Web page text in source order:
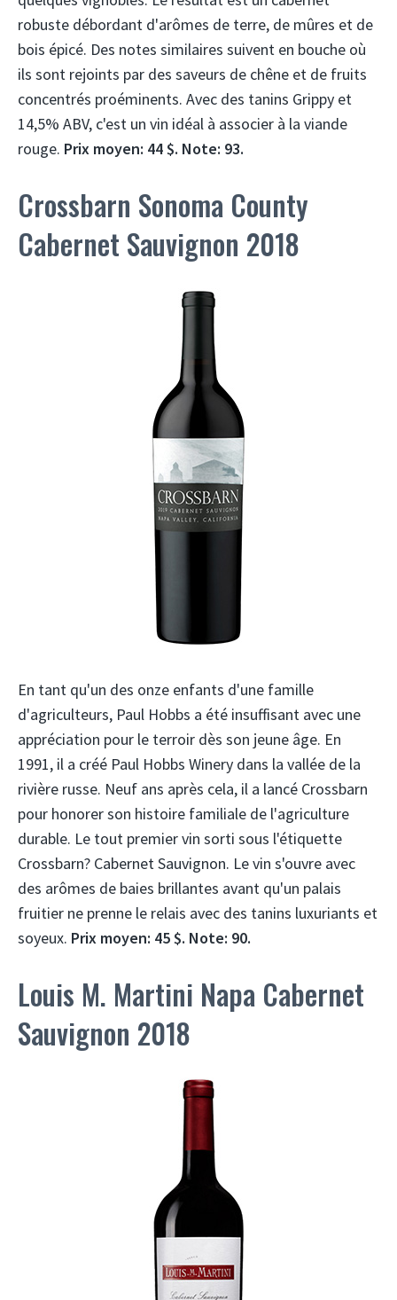
robuste débordant d'arômes de terre, de mûres et de
bois épicé. Des notes similaires suivent en bouche où
ils sont rejoints par des saveurs de chêne et de fruits
concentrés proéminents. Avec des tanins Grippy et
14,5% ABV, c'est un vin idéal à associer à la viande
rouge. Prix ​​moyen: 44 $. Note: 93.
Crossbarn Sonoma County
Cabernet Sauvignon 2018
En tant qu'un des onze enfants d'une famille
d'agriculteurs, Paul Hobbs a été insuffisant avec une
appréciation pour le terroir dès son jeune âge. En
1991, il a créé Paul Hobbs Winery dans la vallée de la
rivière russe. Neuf ans après cela, il a lancé Crossbarn
pour honorer son histoire familiale de l'agriculture
durable. Le tout premier vin sorti sous l'étiquette
Crossbarn? Cabernet Sauvignon. Le vin s'ouvre avec
des arômes de baies brillantes avant qu'un palais
fruitier ne prenne le relais avec des tanins luxuriants et
soyeux. Prix ​​moyen: 45 $. Note: 90.
Louis M. Martini Napa Cabernet
Sauvignon 2018